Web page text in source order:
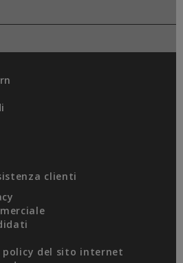
clienti
policy del sito internet